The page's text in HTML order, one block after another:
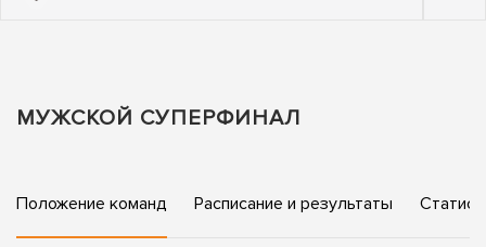
МУЖСКОЙ СУПЕРФИНАЛ
Положение команд Расписание и результаты